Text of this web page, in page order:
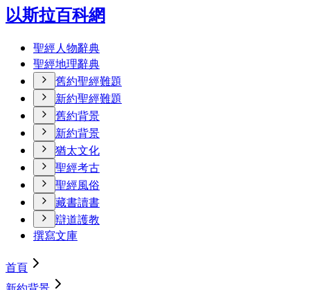
以斯拉百科網
聖經人物辭典
聖經地理辭典
舊約聖經難題
新約聖經難題
舊約背景
新約背景
猶太文化
聖經考古
聖經風俗
藏書讀書
辯道護教
撰寫文庫
首頁